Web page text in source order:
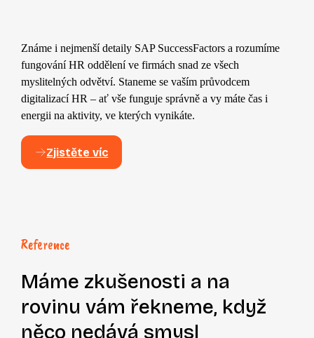
Známe i nejmenší detaily SAP SuccessFactors a rozumíme
fungování HR oddělení ve firmách snad ze všech
myslitelných odvětví. Staneme se vaším průvodcem
digitalizací HR – ať vše funguje správně a vy máte čas i
energii na aktivity, ve kterých vynikáte.
Zjistěte víc
Reference
Máme zkušenosti a na
rovinu vám řekneme, když
něco nedává smysl